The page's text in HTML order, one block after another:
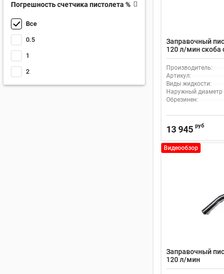
Погрешность счетчика пистолета %
Все
0.5
1
2
Заправочный
120 л/мин скоба
Производитель:
Артикул:
Виды жидкости:
Наружный диаметр
Обрезинен:
13 945 руб
Видеообзор
Заправочный
120 л/мин